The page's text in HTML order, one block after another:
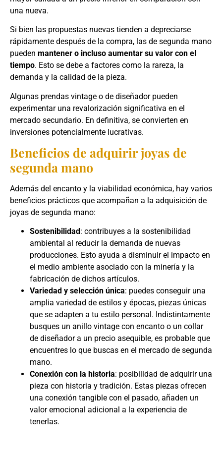
una nueva.
Si bien las propuestas nuevas tienden a depreciarse
rápidamente después de la compra, las de segunda mano
pueden mantener o incluso aumentar su valor con el
tiempo. Esto se debe a factores como la rareza, la
demanda y la calidad de la pieza.
Algunas prendas vintage o de diseñador pueden
experimentar una revalorización significativa en el
mercado secundario. En definitiva, se convierten en
inversiones potencialmente lucrativas.
Beneficios de adquirir joyas de
segunda mano
Además del encanto y la viabilidad económica, hay varios
beneficios prácticos que acompañan a la adquisición de
joyas de segunda mano:
Sostenibilidad : contribuyes a la sostenibilidad
ambiental al reducir la demanda de nuevas
producciones. Esto ayuda a disminuir el impacto en
el medio ambiente asociado con la minería y la
fabricación de dichos artículos.
Variedad y selección única: puedes conseguir una
amplia variedad de estilos y épocas, piezas únicas
que se adapten a tu estilo personal. Indistintamente
busques un anillo vintage con encanto o un collar
de diseñador a un precio asequible, es probable que
encuentres lo que buscas en el mercado de segunda
mano.
Conexión con la historia: posibilidad de adquirir una
pieza con historia y tradición. Estas piezas ofrecen
una conexión tangible con el pasado, añaden un
valor emocional adicional a la experiencia de
tenerlas.